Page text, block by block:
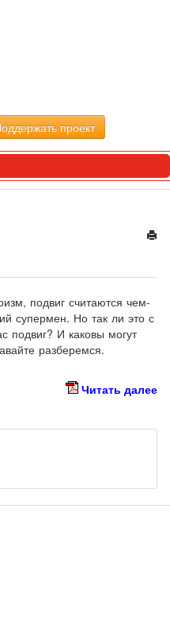
проект
подвиг считаются чем-
супермен. Но так ли это с
подвиг? И каковы могут
разберемся.
Читать далее